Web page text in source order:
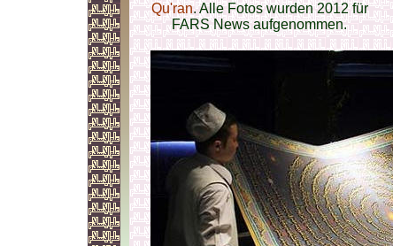
Qu'ran. Alle Fotos wurden 2012 für
FARS News aufgenommen.